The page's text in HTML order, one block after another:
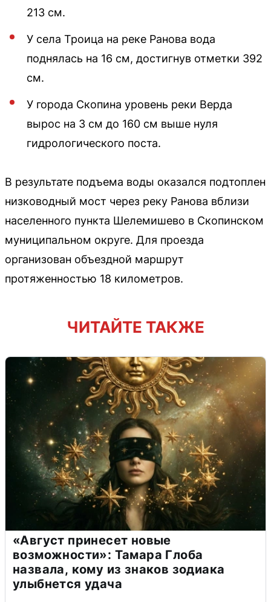
213 см.
У села Троица на реке Ранова вода
поднялась на 16 см, достигнув отметки 392
см.
У города Скопина уровень реки Верда
вырос на 3 см до 160 см выше нуля
гидрологического поста.
В результате подъема воды оказался подтоплен
низководный мост через реку Ранова вблизи
населенного пункта Шелемишево в Скопинском
муниципальном округе. Для проезда
организован объездной маршрут
протяженностью 18 километров.
ЧИТАЙТЕ ТАКЖЕ
«Август принесет новые
возможности»: Тамара Глоба
назвала, кому из знаков зодиака
улыбнется удача